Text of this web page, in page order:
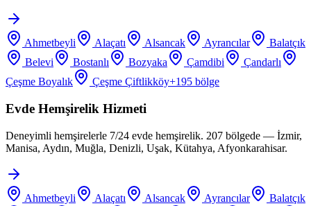
Ahmetbeyli Alaçatı Alsancak Ayrancılar
Balatçık
Belevi
Bostanlı Bozyaka Çamdibi
Çandarlı
Çeşme Boyalık
Çeşme Çiftlikköy+195 bölge
Evde Hemşirelik Hizmeti
Deneyimli hemşirelerle 7/24 evde hemşirelik. 207 bölgede — İzmir,
Manisa, Aydın, Muğla, Denizli, Uşak, Kütahya, Afyonkarahisar.
Ahmetbeyli Alaçatı Alsancak Ayrancılar Balatçık